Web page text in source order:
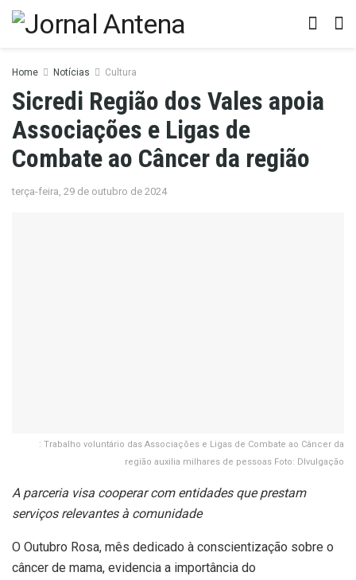
Home Notícias Cultura
Sicredi Região dos Vales apoia
Associações e Ligas de
Combate ao Câncer da região
terça-feira, 29 de outubro de 2024
: Trabalho voluntário das Associações e Ligas de Combate ao Câncer da
região auxilia milhares de pessoas Foto: DIvulgação
A parceria visa cooperar com entidades que prestam
serviços relevantes à comunidade
O Outubro Rosa, mês dedicado à conscientização sobre o
câncer de mama, evidencia a importância do